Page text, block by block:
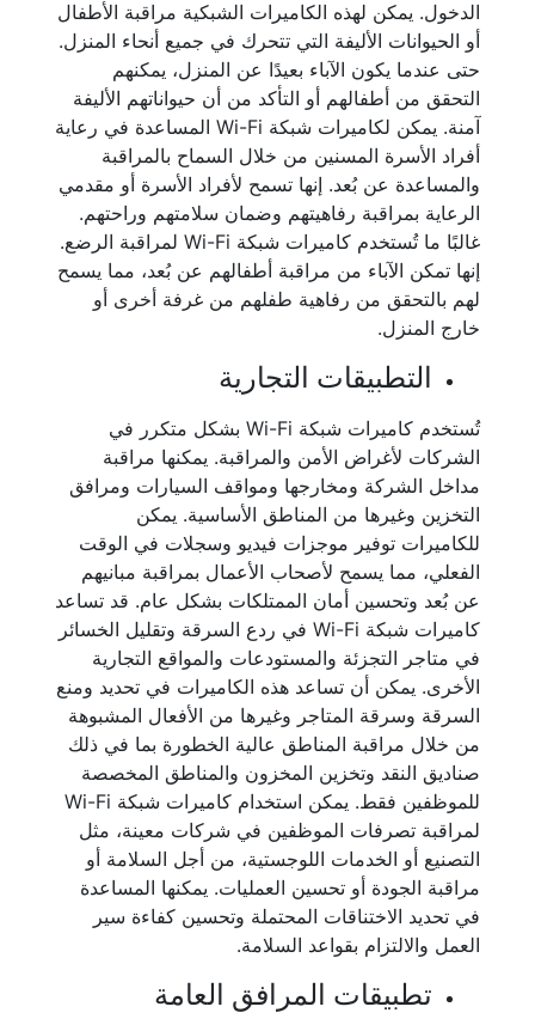
الدخول. يمكن لهذه الكاميرات الشبكية مراقبة الأطفال
أو الحيوانات الأليفة التي تتحرك في جميع أنحاء المنزل.
حتى عندما يكون الآباء بعيدًا عن المنزل، يمكنهم
التحقق من أطفالهم أو التأكد من أن حيواناتهم الأليفة
آمنة. يمكن لكاميرات شبكة Wi-Fi المساعدة في رعاية
أفراد الأسرة المسنين من خلال السماح بالمراقبة
والمساعدة عن بُعد. إنها تسمح لأفراد الأسرة أو مقدمي
الرعاية بمراقبة رفاهيتهم وضمان سلامتهم وراحتهم.
غالبًا ما تُستخدم كاميرات شبكة Wi-Fi لمراقبة الرضع.
إنها تمكن الآباء من مراقبة أطفالهم عن بُعد، مما يسمح
لهم بالتحقق من رفاهية طفلهم من غرفة أخرى أو
خارج المنزل.
التطبيقات التجارية
تُستخدم كاميرات شبكة Wi-Fi بشكل متكرر في
الشركات لأغراض الأمن والمراقبة. يمكنها مراقبة
مداخل الشركة ومخارجها ومواقف السيارات ومرافق
التخزين وغيرها من المناطق الأساسية. يمكن
للكاميرات توفير موجزات فيديو وسجلات في الوقت
الفعلي، مما يسمح لأصحاب الأعمال بمراقبة مبانيهم
عن بُعد وتحسين أمان الممتلكات بشكل عام. قد تساعد
كاميرات شبكة Wi-Fi في ردع السرقة وتقليل الخسائر
في متاجر التجزئة والمستودعات والمواقع التجارية
الأخرى. يمكن أن تساعد هذه الكاميرات في تحديد ومنع
السرقة وسرقة المتاجر وغيرها من الأفعال المشبوهة
من خلال مراقبة المناطق عالية الخطورة بما في ذلك
صناديق النقد وتخزين المخزون والمناطق المخصصة
للموظفين فقط. يمكن استخدام كاميرات شبكة Wi-Fi
لمراقبة تصرفات الموظفين في شركات معينة، مثل
التصنيع أو الخدمات اللوجستية، من أجل السلامة أو
مراقبة الجودة أو تحسين العمليات. يمكنها المساعدة
في تحديد الاختناقات المحتملة وتحسين كفاءة سير
العمل والالتزام بقواعد السلامة.
تطبيقات المرافق العامة